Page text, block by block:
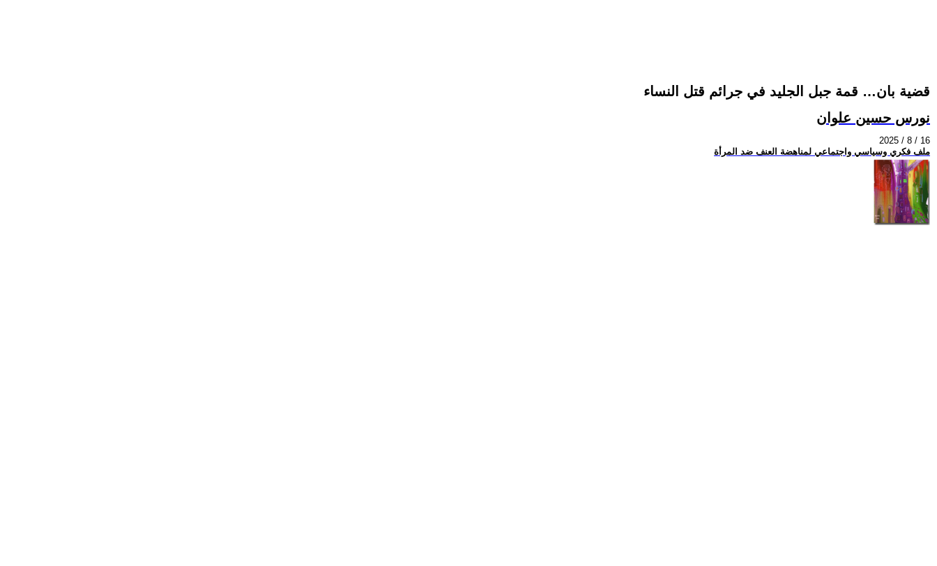
قضية بان… قمة جبل الجليد في جرائم قتل النساء
نورس حسين علوان
2025 / 8 / 16
ملف فكري وسياسي واجتماعي لمناهضة العنف ضد المرأة